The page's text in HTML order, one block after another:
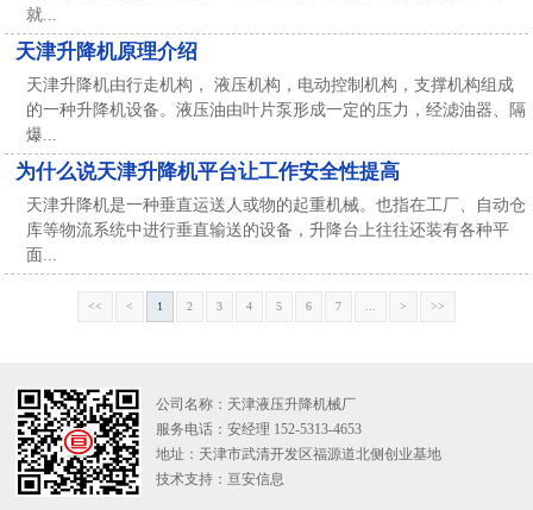
就...
天津升降机原理介绍
天津升降机由行走机构， 液压机构，电动控制机构，支撑机构组成
的一种升降机设备。液压油由叶片泵形成一定的压力，经滤油器、隔
爆...
为什么说天津升降机平台让工作安全性提高
天津升降机是一种垂直运送人或物的起重机械。也指在工厂、自动仓
库等物流系统中进行垂直输送的设备，升降台上往往还装有各种平
面...
<< < 1 2 3 4 5 6 7 > >>
公司名称：天津液压升降机械厂
服务电话：安经理 152-5313-4653
地址：天津市武清开发区福源道北侧创业基地
技术支持： 亘安信息